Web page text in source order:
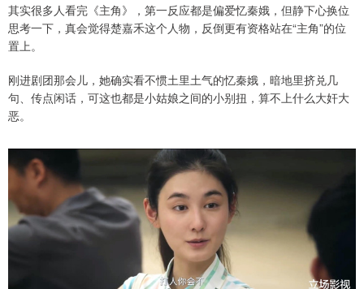
其实很多人看完《主角》，第一反应都是偏爱忆秦娥，但静下心换位
思考一下，真会觉得楚嘉禾这个人物，反倒更有资格站在“主角”的位
置上。
刚进剧团那会儿，她确实看不惯土里土气的忆秦娥，暗地里挤兑几
句、传点闲话，可这也都是小姑娘之间的小别扭，算不上什么大奸大
恶。